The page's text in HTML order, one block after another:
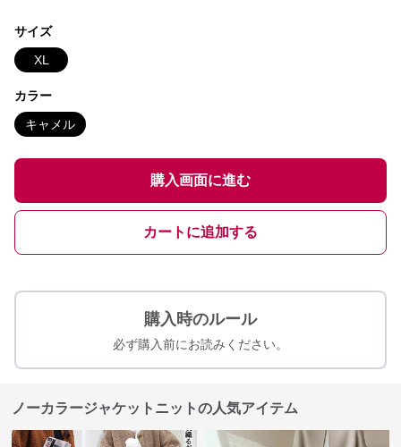
サイズ
XL
カラー
キャメル
購入画面に進む
カートに追加する
購入時のルール
必ず購入前にお読みください。
ノーカラージャケットニットの人気アイテム